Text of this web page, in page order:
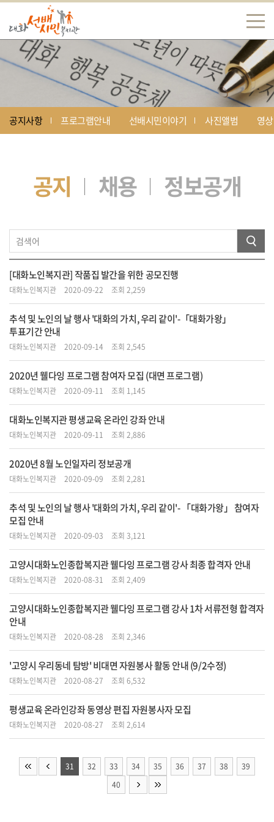
공지사항 프로그램안내 선배시민이야기 사진앨범 영
공지 채용 정보공개
[대화노인복지관] 작품집 발간을 위한 공모진행
대화노인복지관 2020-09-22 조회 2,259
추석 및 노인의 날 행사 '대화의 가치, 우리 같이'-「대화가왕」
투표기간 안내
대화노인복지관 2020-09-14 조회 2,545
2020년 웰다잉 프로그램 참여자 모집 (대면 프로그램)
대화노인복지관 2020-09-11 조회 1,145
대화노인복지관 평생교육 온라인 강좌 안내
대화노인복지관 2020-09-11 조회 2,886
2020년 8월 노인일자리 정보공개
대화노인복지관 2020-09-09 조회 2,281
추석 및 노인의 날 행사 '대화의 가치, 우리 같이'- 「대화가왕」 참여자
모집 안내
대화노인복지관 2020-09-03 조회 3,121
고양시대화노인종합복지관 웰다잉 프로그램 강사 최종 합격자 안내
대화노인복지관 2020-08-31 조회 2,409
고양시대화노인종합복지관 웰다잉 프로그램 강사 1차 서류전형 합격자
안내
대화노인복지관 2020-08-28 조회 2,346
'고양시 우리동네 탐방' 비대면 자원봉사 활동 안내 (9/2수정)
대화노인복지관 2020-08-27 조회 6,532
평생교육 온라인강좌 동영상 편집 자원봉사자 모집
대화노인복지관 2020-08-27 조회 2,614
31 32 33 34 35 36 37 38
39
40